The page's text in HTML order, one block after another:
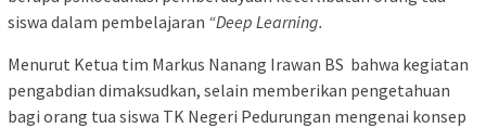
siswa dalam pembelajaran “Deep Learning.
Menurut Ketua tim Markus Nanang Irawan BS bahwa kegiatan
pengabdian dimaksudkan, selain memberikan pengetahuan
bagi orang tua siswa TK Negeri Pedurungan mengenai konsep